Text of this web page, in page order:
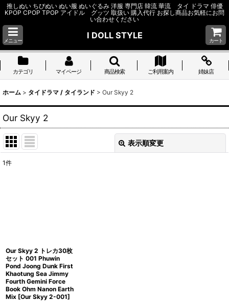
推しぬい ちびぬい ぬい服 ぬいぐるみ 洋服 専門店 韓流 華流 タイ ドラマ 俳優
KPOP CPOP TPOP アイドル グッツ 取扱い 購入代行 お探し商品お気軽にお問
い合わせください
メニュー
I DOLL STYLE
カート
カテゴリ マイページ 商品検索 ご利用案内 姉妹店
ホーム > タイドラマ / タイランド > Our Skyy 2
Our Skyy 2
表示順変更
1件
Our Skyy 2 トレカ30枚
セット 001 Phuwin
Pond Joong Dunk First
Khaotung Sea Jimmy
Fourth Gemini Force
Book Ohm Nanon Earth
Mix [Our Skyy 2-001]